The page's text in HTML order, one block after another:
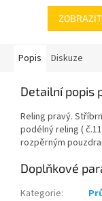
Popis Diskuze
Detailní popis
Reling pravý.
podélný reling (
rozpěrným
Doplňkové
Kategorie: